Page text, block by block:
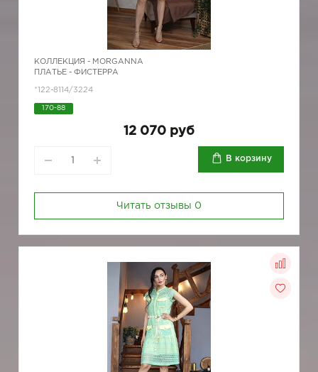
КОЛЛЕКЦИЯ - MORGANNA
ПЛАТЬЕ - ФИСТЕРРА
*122-8114/3224
170-88
12 070 руб
В корзину
Читать отзывы 0